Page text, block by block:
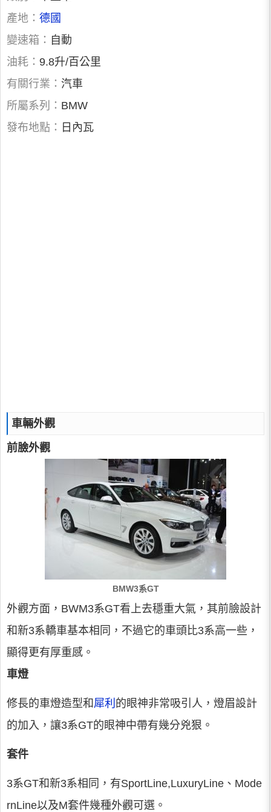
產地： 德國
變速箱： 自動
油耗： 9.8升/百公里
有關行業： 汽車
所屬系列： BMW
發布地點： 日內瓦
車輛外觀
前臉外觀
BMW3系GT
外觀方面，BWM3系GT看上去穩重大氣，其前臉設計
和新3系轎車基本相同，不過它的車頭比3系高一些，
顯得更有厚重感。
車燈
修長的車燈造型和 犀利 的眼神非常吸引人，燈眉設計
的加入，讓3系GT的眼神中帶有幾分兇狠。
套件
3系GT和新3系相同，有SportLine,LuxuryLine、Mode
rnLine以及M套件幾種外觀可選。